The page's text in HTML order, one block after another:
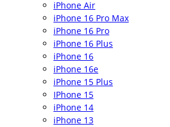
iPhone Air
iPhone 16 Pro Max
iPhone 16 Pro
iPhone 16 Plus
iPhone 16
iPhone 16e
iPhone 15 Plus
IPhone 15
iPhone 14
iPhone 13